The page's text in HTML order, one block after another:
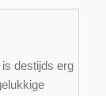
destijds erg